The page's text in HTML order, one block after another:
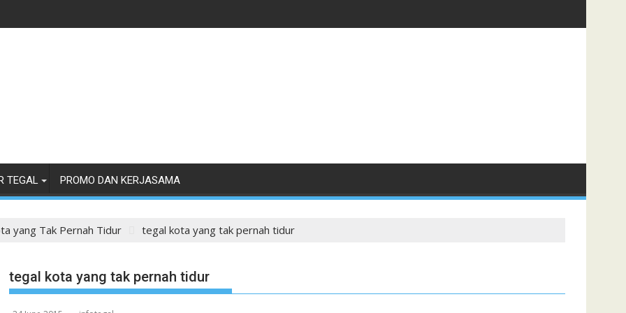
TEGAL PROMO DAN KERJASAMA
yang Tak Pernah Tidur tegal kota yang tak pernah tidur
tegal kota yang tak pernah tidur